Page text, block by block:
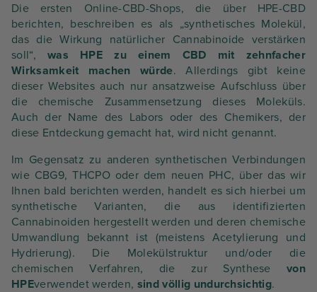
Die ersten Online-CBD-Shops, die über HPE-CBD
berichten, beschreiben es als „synthetisches Molekül,
das die Wirkung natürlicher Cannabinoide verstärken
soll“,was HPE zu einem CBD mit zehnfacher
Wirksamkeit machen würde. Allerdings gibt keine
dieser Websites auch nur ansatzweise Aufschluss über
die chemische Zusammensetzung dieses Moleküls.
Auch der Name des Labors oder des Chemikers, der
diese Entdeckung gemacht hat, wird nicht genannt.
Im Gegensatz zu anderen synthetischen Verbindungen
wie CBG9, THCPO oder dem neuen PHC, über das wir
Ihnen bald berichten werden, handelt es sich hierbei um
synthetische Varianten, die aus identifizierten
Cannabinoiden hergestellt werden und deren chemische
Umwandlung bekannt ist (meistens Acetylierung und
Hydrierung). Die Molekülstruktur und/oder die
chemischen Verfahren, die zur Synthesevon
HPEverwendet werden, sind völlig undurchsichtig.